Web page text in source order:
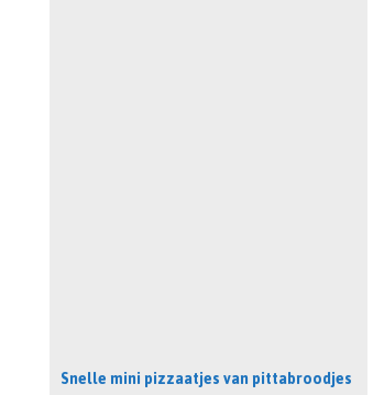
Snelle mini pizzaatjes van pittabroodjes